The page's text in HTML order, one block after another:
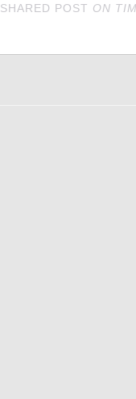
SHARED POST ON